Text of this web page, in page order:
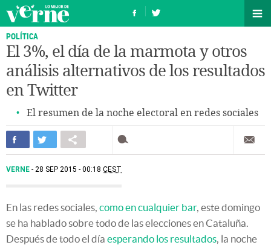
POLÍTICA
El 3%, el día de la marmota y otros
análisis alternativos de los resultados
en Twitter
El resumen de la noche electoral en redes sociales
VERNE 28 SEP 2015 - 00:18 CEST
En las redes sociales, como en cualquier bar, este domingo
se ha hablado sobre todo de las elecciones en Cataluña.
Después de todo el día esperando los resultados, la noche